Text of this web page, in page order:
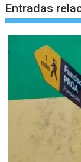
Entradas